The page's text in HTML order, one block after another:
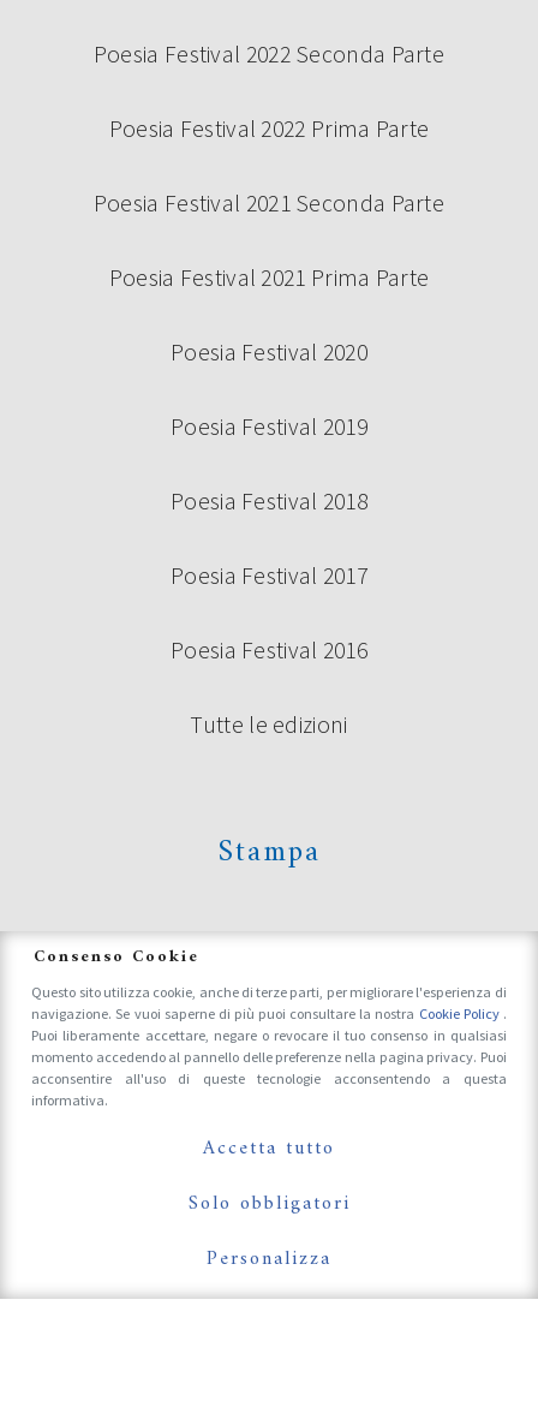
Poesia Festival 2022 Seconda Parte
Poesia Festival 2022 Prima Parte
Poesia Festival 2021 Seconda Parte
Poesia Festival 2021 Prima Parte
Poesia Festival 2020
Poesia Festival 2019
Poesia Festival 2018
Poesia Festival 2017
Poesia Festival 2016
Tutte le edizioni
Stampa
Accrediti Stampa e Fotografi
Follow Us On
Consenso Cookie
Questo sito utilizza cookie, anche di terze parti, per migliorare l'esperienza di
navigazione. Se vuoi saperne di più puoi consultare la nostra Cookie Policy .
Puoi liberamente accettare, negare o revocare il tuo consenso in qualsiasi
momento accedendo al pannello delle preferenze nella pagina privacy. Puoi
acconsentire all'uso di queste tecnologie acconsentendo a questa
informativa.
Accetta tutto
Solo obbligatori
Personalizza